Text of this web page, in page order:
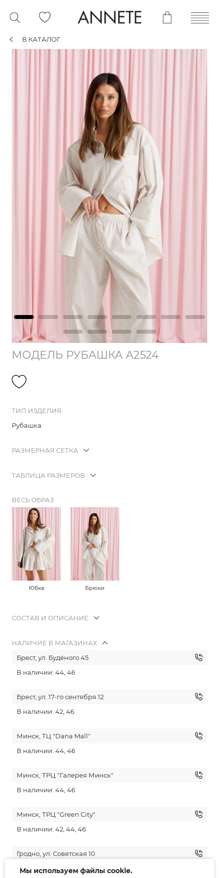
В КАТАЛОГ
МОДЕЛЬ РУБАШКА А2524
ТИП ИЗДЕЛИЯ:
Рубашка
РАЗМЕРНАЯ СЕТКА
ТАБЛИЦА РАЗМЕРОВ
ВЕСЬ ОБРАЗ:
Юбка Брюки
СОСТАВ И ОПИСАНИЕ
НАЛИЧИЕ В МАГАЗИНАХ
Брест, ул. Будёного 45
В наличии: 44, 46
Брест, ул. 17-го сентября 12
В наличии: 42, 46
Минск, ТЦ "Dana Mall"
В наличии: 44, 46
Минск, ТРЦ "Галерея Минск"
В наличии: 44, 46
Минск, ТРЦ "Green City"
В наличии: 42, 44, 46
Гродно, ул. Советская 10
Нет в наличии
Мы используем файлы cookie.